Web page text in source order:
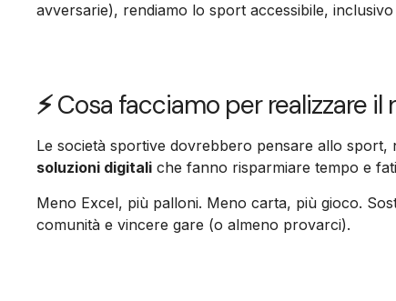
avversarie), rendiamo lo sport accessibile,
⚡Cosa facciamo per realizzare il
Le società sportive dovrebbero pensare allo
soluzioni digitali che fanno risparmiare tempo e
Meno Excel, più palloni. Meno carta, più gioco.
comunità e vincere gare (o almeno provarci).